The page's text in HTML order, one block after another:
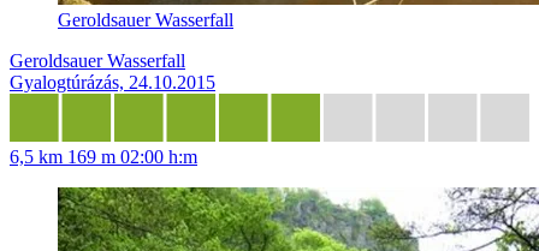
Geroldsauer Wasserfall
Geroldsauer Wasserfall
Gyalogtúrázás, 24.10.2015
6,5 km 169 m 02:00 h:m